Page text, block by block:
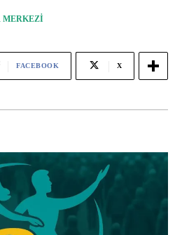
MERKEZI
FACEBOOK X